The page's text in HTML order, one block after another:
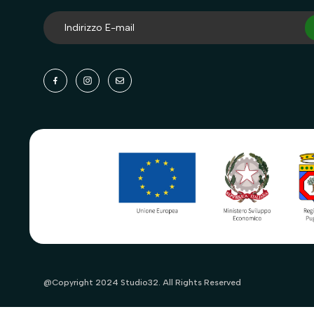
@Copyright 2024 Studio32. All Rights Reserved